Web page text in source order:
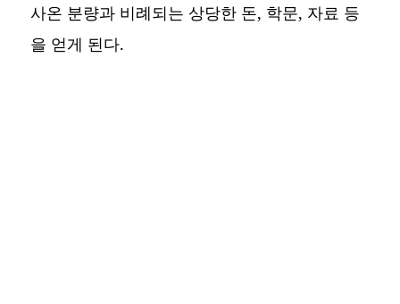
사온 분량과 비례되는 상당한 돈, 학문, 자료 등
을 얻게 된다.